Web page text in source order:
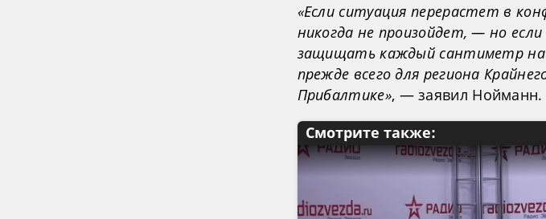
«Если ситуация перерастет в
никогда не произойдет, — но
защищать каждый сантиметр
прежде всего для региона
Прибалтике», — заявил Нойманн.
Смотрите также: